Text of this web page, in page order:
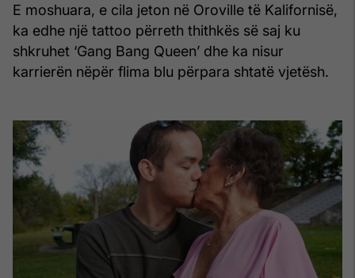
E moshuara, e cila jeton në Oroville të Kalifornisë,
ka edhe një tattoo përreth thithkës së saj ku
shkruhet ‘Gang Bang Queen’ dhe ka nisur
karrierën nëpër flima blu përpara shtatë vjetësh.